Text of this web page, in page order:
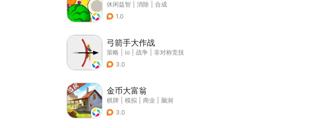
休闲益智 消除
合成
1.0
弓箭手大作战
策略 io 战争
非对称竞技
3.0
金币大富翁
棋牌 模拟 商业
脑洞
3.0